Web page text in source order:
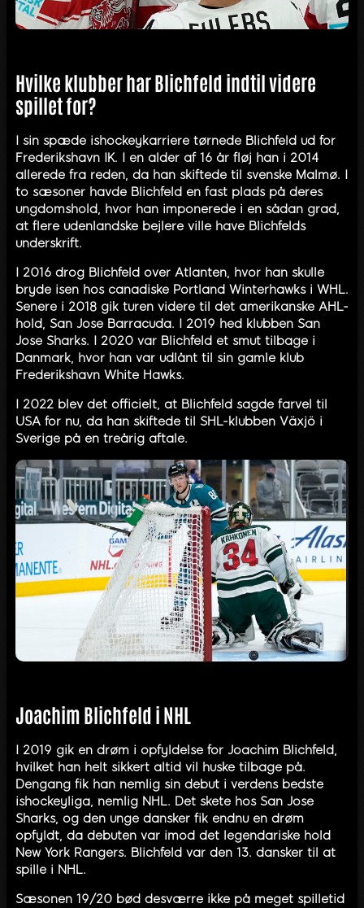
Hvilke klubber har Blichfeld indtil videre
spillet for?
I sin spæde ishockeykarriere tørnede Blichfeld ud for
Frederikshavn IK. I en alder af 16 år fløj han i 2014
allerede fra reden, da han skiftede til svenske Malmø. I
to sæsoner havde Blichfeld en fast plads på deres
ungdomshold, hvor han imponerede i en sådan grad,
at flere udenlandske bejlere ville have Blichfelds
underskrift.
I 2016 drog Blichfeld over Atlanten, hvor han skulle
bryde isen hos canadiske Portland Winterhawks i WHL.
Senere i 2018 gik turen videre til det amerikanske AHL-
hold, San Jose Barracuda. I 2019 hed klubben San
Jose Sharks. I 2020 var Blichfeld et smut tilbage i
Danmark, hvor han var udlånt til sin gamle klub
Frederikshavn White Hawks.
I 2022 blev det officielt, at Blichfeld sagde farvel til
USA for nu, da han skiftede til SHL-klubben Växjö i
Sverige på en treårig aftale.
Joachim Blichfeld i NHL
I 2019 gik en drøm i opfyldelse for Joachim Blichfeld,
hvilket han helt sikkert altid vil huske tilbage på.
Dengang fik han nemlig sin debut i verdens bedste
ishockeyliga, nemlig NHL. Det skete hos San Jose
Sharks, og den unge dansker fik endnu en drøm
opfyldt, da debuten var imod det legendariske hold
New York Rangers. Blichfeld var den 13. dansker til at
spille i NHL.
Sæsonen 19/20 bød desværre ikke på meget spilletid